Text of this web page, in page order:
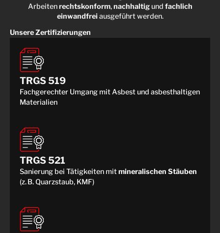
Arbeitenrechtskonform,nachhaltigund fachlich
einwandfrei ausgeführt werden.
Unsere Zertifizierungen
TRGS 519
Fachgerechter Umgang mit Asbest und asbesthaltigen
Materialien
TRGS 521
Sanierung bei Tätigkeiten mitmineralischen Stäuben
(z. B. Quarzstaub, KMF)